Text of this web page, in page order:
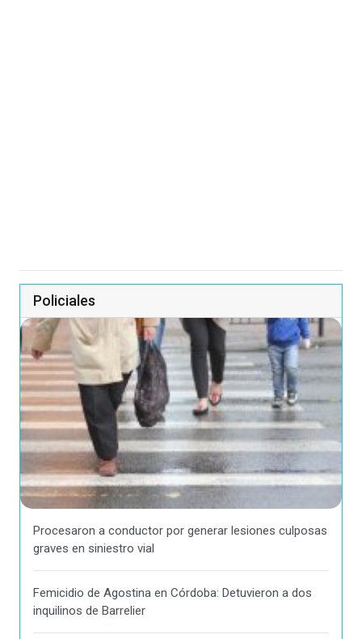
Policiales
Procesaron a conductor por generar lesiones culposas
graves en siniestro vial
Femicidio de Agostina en Córdoba: Detuvieron a dos
inquilinos de Barrelier